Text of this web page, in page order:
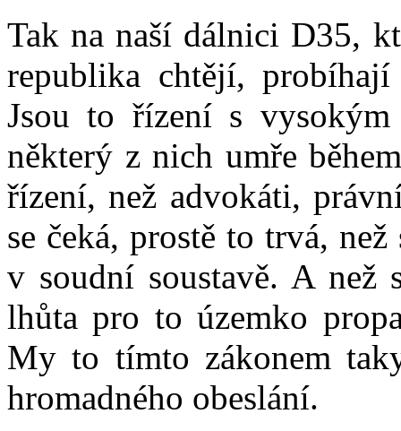
Tak na naší dálnici D35,
republika chtějí,
Jsou to řízení s vysokým
některý z nich umře
řízení, než advokáti,
se čeká, prostě to trvá,
v soudní soustavě. A než
lhůta pro to územko
My to tímto zákonem
hromadného obeslání.